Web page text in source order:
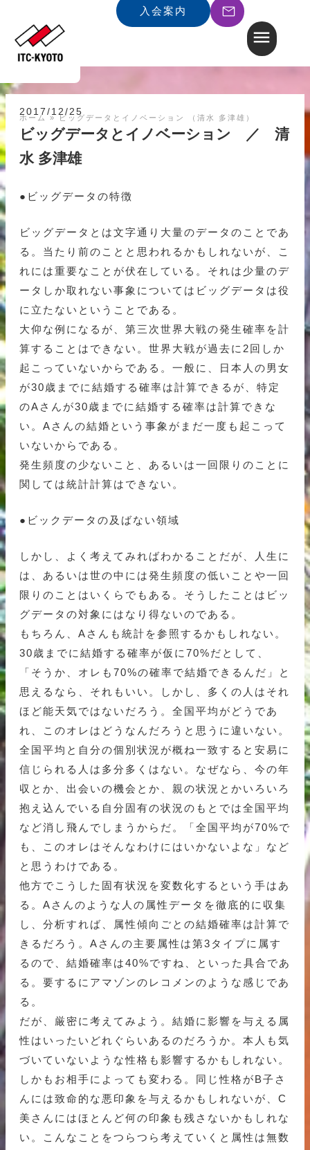
入会案内
ホーム »ビッグデータとイノベーション （清水 多津雄）
2017/12/25
ビッグデータとイノベーション ／ 清
水 多津雄
●ビッグデータの特徴
ビッグデータとは文字通り大量のデータのことであ
る。当たり前のことと思われるかもしれないが、こ
れには重要なことが伏在している。それは少量のデ
ータしか取れない事象についてはビッグデータは役
に立たないということである。
大仰な例になるが、第三次世界大戦の発生確率を計
算することはできない。世界大戦が過去に2回しか
起こっていないからである。一般に、日本人の男女
が30歳までに結婚する確率は計算できるが、特定
のAさんが30歳までに結婚する確率は計算できな
い。Aさんの結婚という事象がまだ一度も起こって
いないからである。
発生頻度の少ないこと、あるいは一回限りのことに
関しては統計計算はできない。
●ビックデータの及ばない領域
しかし、よく考えてみればわかることだが、人生に
は、あるいは世の中には発生頻度の低いことや一回
限りのことはいくらでもある。そうしたことはビッ
グデータの対象にはなり得ないのである。
もちろん、Aさんも統計を参照するかもしれない。
30歳までに結婚する確率が仮に70%だとして、
「そうか、オレも70%の確率で結婚できるんだ」と
思えるなら、それもいい。しかし、多くの人はそれ
ほど能天気ではないだろう。全国平均がどうであ
れ、このオレはどうなんだろうと思うに違いない。
全国平均と自分の個別状況が概ね一致すると安易に
信じられる人は多分多くはない。なぜなら、今の年
収とか、出会いの機会とか、親の状況とかいろいろ
抱え込んでいる自分固有の状況のもとでは全国平均
など消し飛んでしまうからだ。「全国平均が70%で
も、このオレはそんなわけにはいかないよな」など
と思うわけである。
他方でこうした固有状況を変数化するという手はあ
る。Aさんのような人の属性データを徹底的に収集
し、分析すれば、属性傾向ごとの結婚確率は計算で
きるだろう。Aさんの主要属性は第3タイプに属す
るので、結婚確率は40%ですね、といった具合であ
る。要するにアマゾンのレコメンのような感じであ
る。
だが、厳密に考えてみよう。結婚に影響を与える属
性はいったいどれぐらいあるのだろうか。本人も気
づいていないような性格も影響するかもしれない。
しかもお相手によっても変わる。同じ性格がB子さ
んには致命的な悪印象を与えるかもしれないが、C
美さんにはほとんど何の印象も残さないかもしれな
い。こんなことをつらつら考えていくと属性は無数